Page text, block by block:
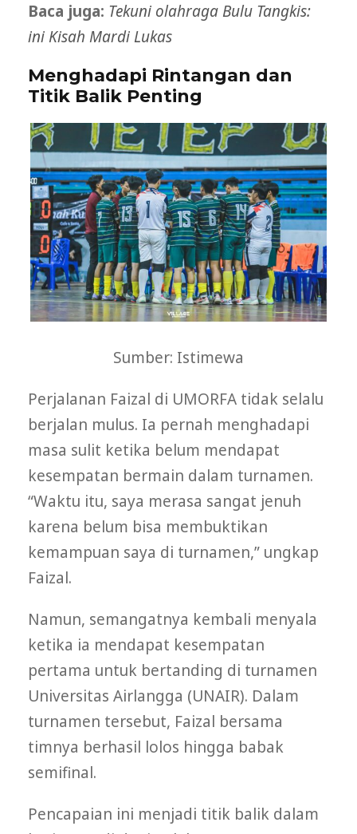
Baca juga: Tekuni olahraga Bulu Tangkis:
ini Kisah Mardi Lukas
Menghadapi Rintangan dan
Titik Balik Penting
Sumber: Istimewa
Perjalanan Faizal di UMORFA tidak selalu
berjalan mulus. Ia pernah menghadapi
masa sulit ketika belum mendapat
kesempatan bermain dalam turnamen.
“Waktu itu, saya merasa sangat jenuh
karena belum bisa membuktikan
kemampuan saya di turnamen,” ungkap
Faizal.
Namun, semangatnya kembali menyala
ketika ia mendapat kesempatan
pertama untuk bertanding di turnamen
Universitas Airlangga (UNAIR). Dalam
turnamen tersebut, Faizal bersama
timnya berhasil lolos hingga babak
semifinal.
Pencapaian ini menjadi titik balik dalam